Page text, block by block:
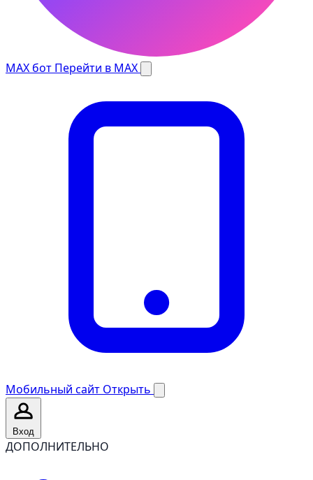
MAX бот Перейти в MAX
Мобильный сайт Открыть
Вход
ДОПОЛНИТЕЛЬНО